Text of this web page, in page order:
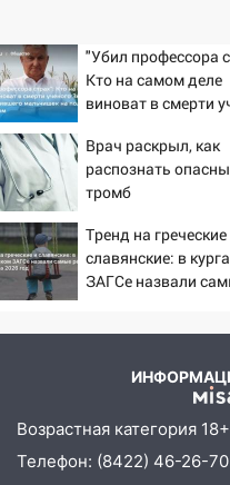
"Убил профессора
Кто на самом деле
виноват в смерти
мальчишек на поле с
горохом
Врач раскрыл, как
распознать
тромб
Тренд на греческие
славянские: в
ЗАГСе назвали
Возрастная категория 18+
Телефон: (8422) 46-26-70